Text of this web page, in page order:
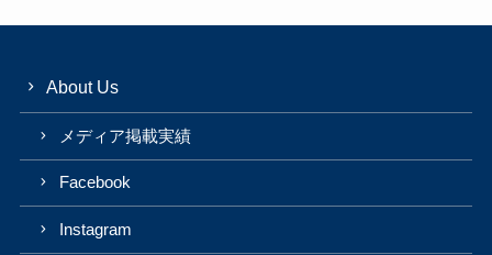
About Us
メディア掲載実績
Facebook
Instagram